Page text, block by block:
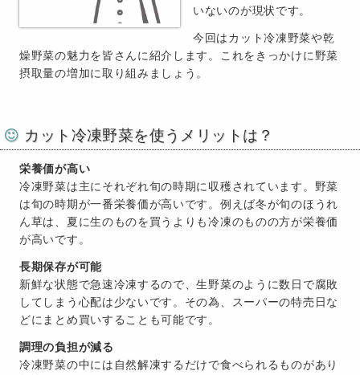
いないのが現状です。
今回はカット冷凍野菜や乾
燥野菜の魅力を皆さんに紹介します。これをきっかけに野菜
摂取量の増加に取り組みましょう。
カット冷凍野菜を使うメリットは？
栄養価が高い
冷凍野菜は主にそれぞれ旬の時期に収穫されています。野菜
は旬の時期が一番栄養価が高いです。例えば冬が旬のほうれ
ん草は、夏に生のものを買うよりも冷凍のものの方が栄養価
が高いです。
長期保存が可能
新鮮な状態で急速冷凍するので、生野菜のように数日で腐敗
してしまう心配は少ないです。その為、スーパーの特売日な
どにまとめ買いすることも可能です。
調理の負担が減る
冷凍野菜の中には自然解凍するだけで食べられるものがあり